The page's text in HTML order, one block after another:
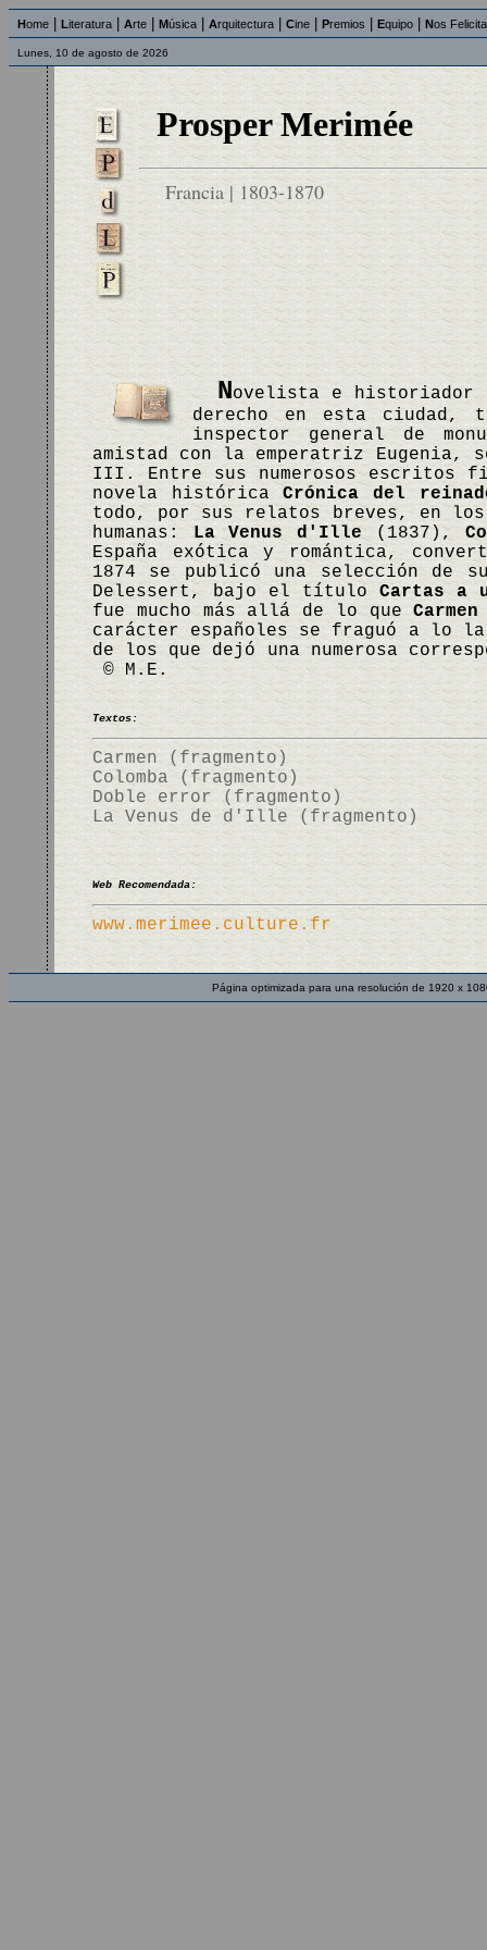
Home Literatura Arte Música Arquitectura Cine Premios Equipo Nos
Lunes, 10 de agosto de 2026
Prosper Merimée
Francia | 1803-1870
Novelista e historiador
derecho en esta ciudad,
inspector general de
amistad con la emperatriz Eugenia,
III. Entre sus numerosos escritos
novela históricaCrónica del
todo, por sus relatos breves, en los
humanas:La Venus d'Ille(1837),
España exótica y romántica,
1874 se publicó una selección de
Delessert, bajo el título Cartas a
fue mucho más allá de lo queCarmen
carácter españoles se fraguó a lo
de los que dejó una numerosa
© M.E.
Textos:
Carmen (fragmento)
Colomba (fragmento)
Doble error (fragmento)
La Venus de d'Ille (fragmento)
Web Recomendada:
www.merimee.culture.fr
Página optimizada para una resolución de 1920 x